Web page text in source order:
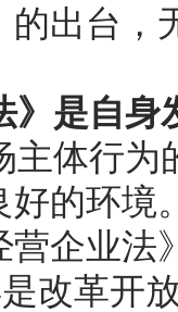
的出台，
》是自身
主体行为
的环境
企业法
改革开